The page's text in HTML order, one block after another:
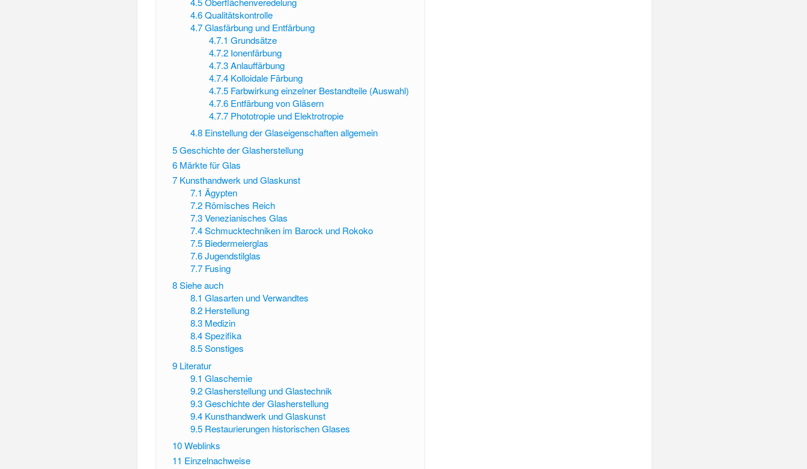
4.6 Qualitätskontrolle
4.7 Glasfärbung und Entfärbung
4.7.1 Grundsätze
4.7.2 Ionenfärbung
4.7.3 Anlauffärbung
4.7.4 Kolloidale Färbung
4.7.5 Farbwirkung einzelner Bestandteile (Auswahl)
4.7.6 Entfärbung von Gläsern
4.7.7 Phototropie und Elektrotropie
4.8 Einstellung der Glaseigenschaften allgemein
5Geschichte der Glasherstellung
6 Märkte für Glas
7 Kunsthandwerk und Glaskunst
7.1 Ägypten
7.2 Römisches Reich
7.3 Venezianisches Glas
7.4 Schmucktechniken im Barock und Rokoko
7.5 Biedermeierglas
7.6 Jugendstilglas
7.7 Fusing
8Siehe auch
8.1 Glasarten und Verwandtes
8.2 Herstellung
8.3 Medizin
8.4 Spezifika
8.5 Sonstiges
9 Literatur
9.1 Glaschemie
9.2 Glasherstellung und Glastechnik
9.3 Geschichte der Glasherstellung
9.4 Kunsthandwerk und Glaskunst
9.5 Restaurierungen historischen Glases
10Weblinks
11 Einzelnachweise